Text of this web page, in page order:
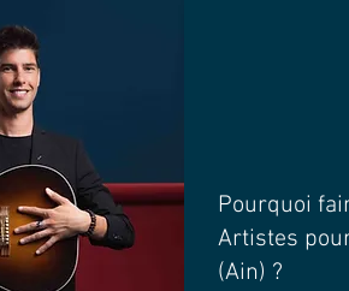
Pourquoi
Artistes
(Ain) ?